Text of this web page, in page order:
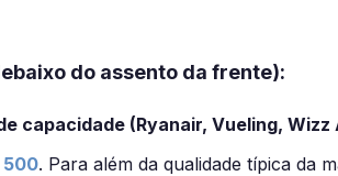
do assento da frente):
capacidade (Ryanair, Vueling, Wizz
500. Para além da qualidade típica da